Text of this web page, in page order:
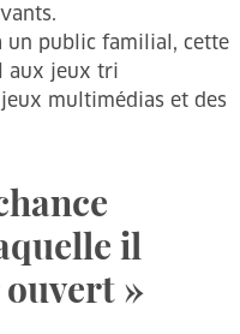
un public familial, cette
aux jeux tri
multimédias et des
il
»